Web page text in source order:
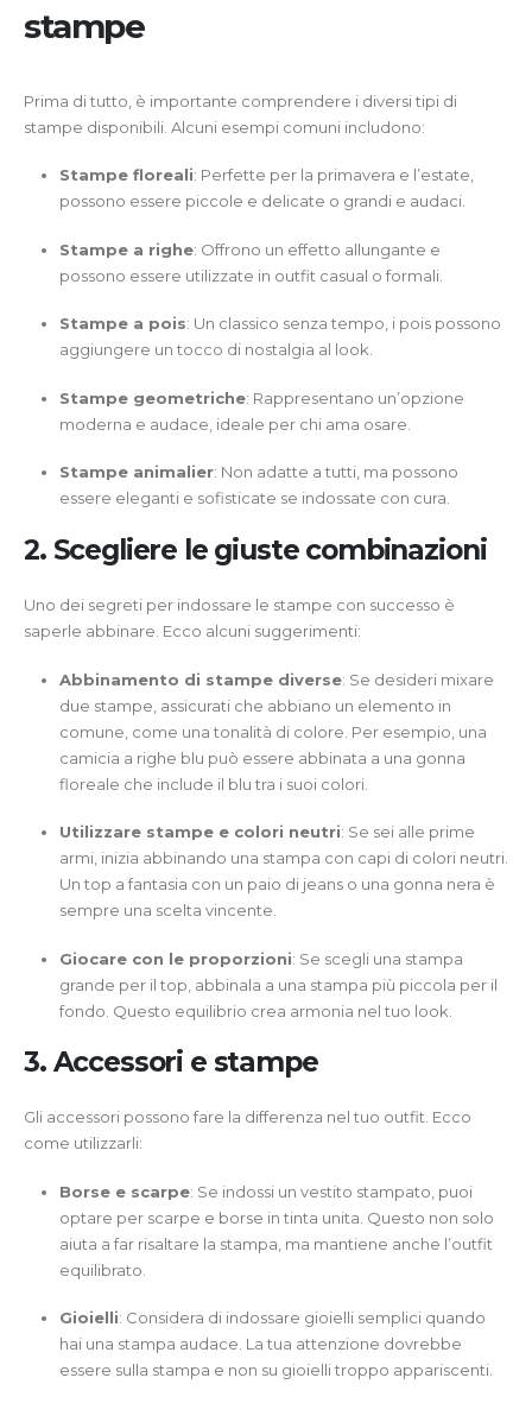
stampe
Prima di tutto, è importante comprendere i diversi tipi di
stampe disponibili. Alcuni esempi comuni includono:
Stampe floreali: Perfette per la primavera e l’estate,
possono essere piccole e delicate o grandi e audaci.
Stampe a righe: Offrono un effetto allungante e
possono essere utilizzate in outfit casual o formali.
Stampe a pois: Un classico senza tempo, i pois possono
aggiungere un tocco di nostalgia al look.
Stampe geometriche: Rappresentano un’opzione
moderna e audace, ideale per chi ama osare.
Stampe animalier: Non adatte a tutti, ma possono
essere eleganti e sofisticate se indossate con cura.
2. Scegliere le giuste combinazioni
Uno dei segreti per indossare le stampe con successo è
saperle abbinare. Ecco alcuni suggerimenti:
Abbinamento di stampe diverse: Se desideri mixare
due stampe, assicurati che abbiano un elemento in
comune, come una tonalità di colore. Per esempio, una
camicia a righe blu può essere abbinata a una gonna
floreale che include il blu tra i suoi colori.
Utilizzare stampe e colori neutri: Se sei alle prime
armi, inizia abbinando una stampa con capi di colori neutri.
Un top a fantasia con un paio di jeans o una gonna nera è
sempre una scelta vincente.
Giocare con le proporzioni: Se scegli una stampa
grande per il top, abbinala a una stampa più piccola per il
fondo. Questo equilibrio crea armonia nel tuo look.
3. Accessori e stampe
Gli accessori possono fare la differenza nel tuo outfit. Ecco
come utilizzarli:
Borse e scarpe: Se indossi un vestito stampato, puoi
optare per scarpe e borse in tinta unita. Questo non solo
aiuta a far risaltare la stampa, ma mantiene anche l’outfit
equilibrato.
Gioielli: Considera di indossare gioielli semplici quando
hai una stampa audace. La tua attenzione dovrebbe
essere sulla stampa e non su gioielli troppo appariscenti.